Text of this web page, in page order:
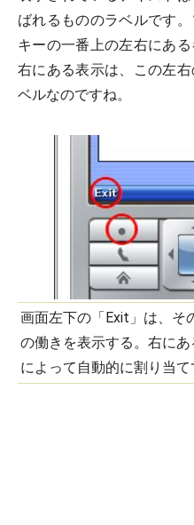
ばれるもののラベルです
キーの一番上の左右にあ
右にある表示は、この左
ベルなのですね。
画面左下の「Exit」は、そ
の働きを表示する。右に
によって自動的に割り当て